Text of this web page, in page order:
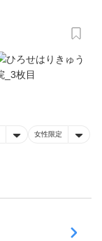
女性限定